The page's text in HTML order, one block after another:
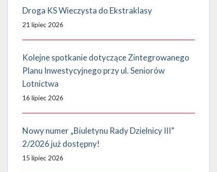
Droga KS Wieczysta do Ekstraklasy
21 lipiec 2026
Kolejne spotkanie dotyczące Zintegrowanego
Planu Inwestycyjnego przy ul. Seniorów
Lotnictwa
16 lipiec 2026
Nowy numer „Biuletynu Rady Dzielnicy III”
2/2026 już dostępny!
15 lipiec 2026